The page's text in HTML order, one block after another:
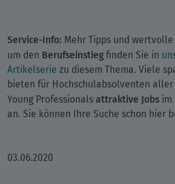
Service-Info: Mehr Tipps und
um den Berufseinstiegfinden Sie in
Artikelserie zu diesem Thema. Viele
bieten für Hochschulabsolventen aller
Young Professionalsattraktive Jobs im
an. Sie können Ihre Suche schon hier
03.06.2020